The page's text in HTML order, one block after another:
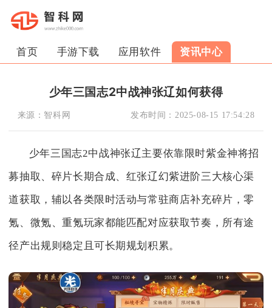
首页 手游下载 应用软件 资讯中心
少年三国志2中战神张辽如何获得
来源： 智科网 发布时间： 2025-08-15 17:54:28
少年三国志2中战神张辽主要依靠限时紫金神将招
募抽取、碎片长期合成、红张辽幻紫进阶三大核心渠
道获取，辅以各类限时活动与常驻商店补充碎片，零
氪、微氪、重氪玩家都能匹配对应获取节奏，所有途
径产出规则稳定且可长期规划积累。